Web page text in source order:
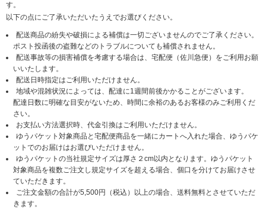
す。
以下の点にご了承いただいたうえでお選びください。
配送商品の紛失や破損による補償は一切ございませんのでご了承ください。
ポスト投函後の盗難などのトラブルについても補償されません。
配送事故等の損害補償を考慮する場合は、宅配便（佐川急便）をご利用お願
いいたします。
配送日時指定はご利用いただけません。
地域や混雑状況によっては、配達に1週間前後かかることがございます。
配達日数に明確な目安がないため、時間に余裕のあるお客様のみご利用くだ
さい。
お支払い方法選択時、代金引換はご利用いただけません。
ゆうパケット対象商品と宅配便商品を一緒にカートへ入れた場合、ゆうパケ
ットでのお届けはお選びいただけません。
ゆうパケットの当社規定サイズは厚さ２cm以内となります。ゆうパケット
対象商品を複数ご注文し規定サイズを超える場合、個口を分けてお届けさせ
ていただきます。
ご注文金額の合計が5,500円（税込）以上の場合、送料無料とさせていただ
きます。